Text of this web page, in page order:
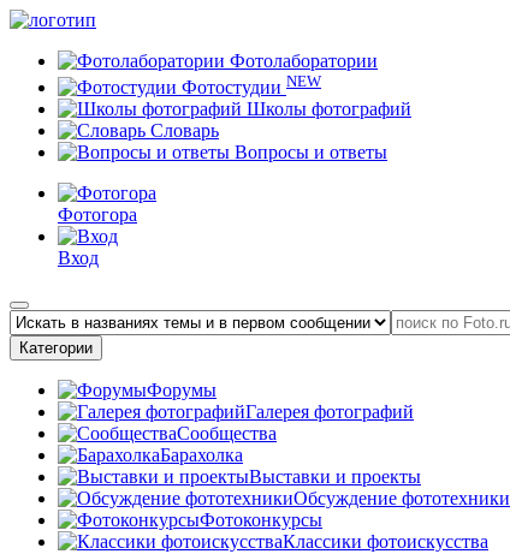
Фотолаборатории
Фотостудии NEW
Школы фотографий
Словарь
Вопросы и ответы
Фотогора
Вход
Категории
Форумы
Галерея фотографий
Сообщества
Барахолка
Выставки и проекты
Обсуждение фототехники
Фотоконкурсы
Классики фотоискусства